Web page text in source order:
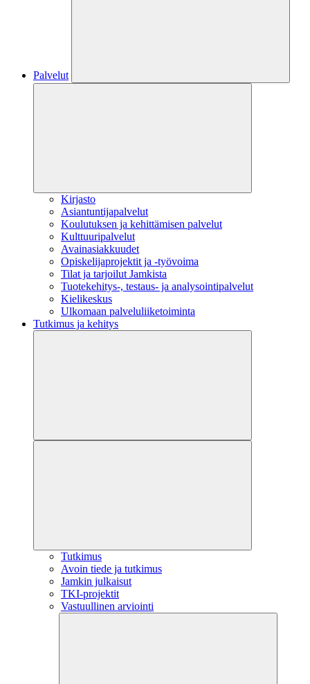
Palvelut
Kirjasto
Asiantuntijapalvelut
Koulutuksen ja kehittämisen palvelut
Kulttuuripalvelut
Avainasiakkuudet
Opiskelijaprojektit​ ja -työvoima
Tilat ja tarjoilut Jamkista
Tuotekehitys-, testaus- ja analysointipalvelut
Kielikeskus
Ulkomaan palveluliiketoiminta
Tutkimus ja kehitys
Tutkimus
Avoin tiede ja tutkimus
Jamkin julkaisut
TKI-projektit
Vastuullinen arviointi